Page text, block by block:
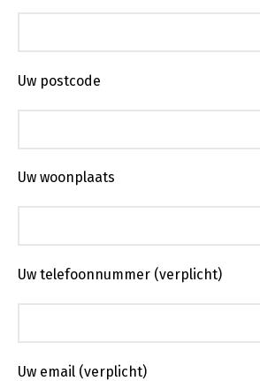
Uw postcode
Uw woonplaats
Uw telefoonnummer (verplicht)
Uw email (verplicht)